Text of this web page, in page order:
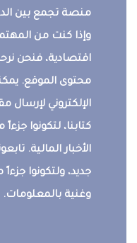
منصة تجمع بين
وإذا كنت من
اقتصادية، فنحن
محتوى الموقع.
الإلكتروني لإرسال
كتابنا، لتكونوا
الأخبار المالية.
جديد، ولتكونوا
وغنية بالمعلومات.